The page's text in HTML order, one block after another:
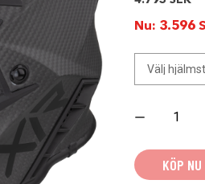
Nu: 3.596
HELIUM
ALLOY
SNABB
KÖP NU